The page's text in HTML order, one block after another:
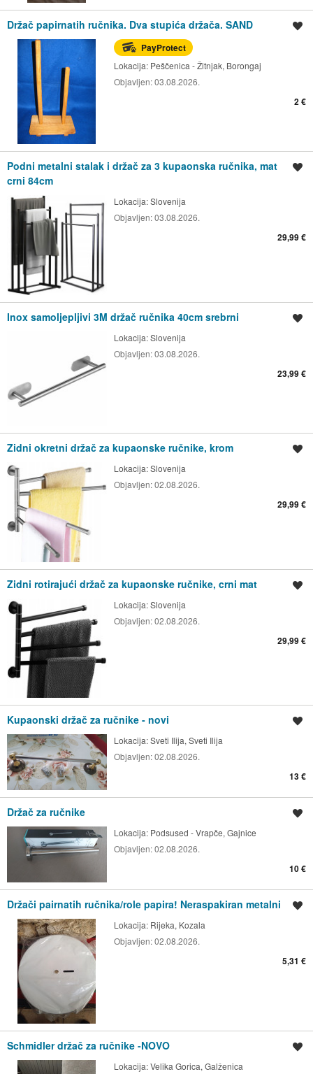
Držač papirnatih ručnika. Dva stupića držača. SAND
PayProtect
Lokacija: Peščenica - Žitnjak, Borongaj
Objavljen:03.08.2026.
2 €
Podni metalni stalak i držač za 3 kupaonska ručnika, mat
crni 84cm
Lokacija:Slovenija
Objavljen:03.08.2026.
29,99 €
Inox samoljepljivi 3M držač ručnika 40cm srebrni
Lokacija:Slovenija
Objavljen:03.08.2026.
23,99 €
Zidni okretni držač za kupaonske ručnike, krom
Lokacija:Slovenija
Objavljen:02.08.2026.
29,99 €
Zidni rotirajući držač za kupaonske ručnike, crni mat
Lokacija:Slovenija
Objavljen:02.08.2026.
29,99 €
Kupaonski držač za ručnike - novi
Lokacija:Sveti Ilija, Sveti Ilija
Objavljen:02.08.2026.
13 €
Držač za ručnike
Lokacija: Podsused - Vrapče, Gajnice
Objavljen:02.08.2026.
10 €
Držači pairnatih ručnika/role papira! Neraspakiran metalni
Lokacija: Rijeka, Kozala
Objavljen:02.08.2026.
5,31 €
Schmidler držač za ručnike -NOVO
Lokacija:Velika Gorica, Galženica